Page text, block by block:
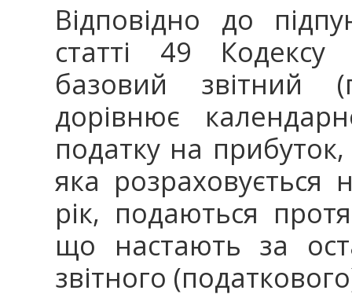
Відповідно до
статті 49 Кодексу
базовий звітний
дорівнює
податку на прибуток,
яка розраховується
рік, подаються
що настають за
звітного